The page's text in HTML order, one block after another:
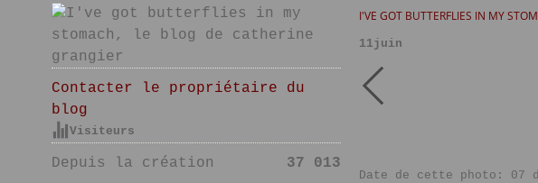
Contacter le propriétaire du
blog
Visiteurs
Depuis la création 37 013
I'VE GOT BUTTERFLIES IN MY
11juin
Date de cette photo: 07